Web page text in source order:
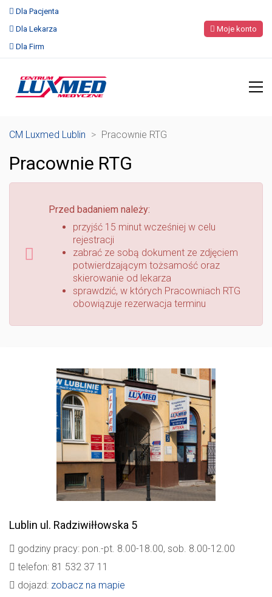
Dla Pacjenta
Dla Lekarza
Dla Firm
Moje konto
CM Luxmed Lublin > Pracownie RTG
Pracownie RTG
Przed badaniem należy:
przyjść 15 minut wcześniej w celu
rejestracji
zabrać ze sobą dokument ze zdjęciem
potwierdzającym tożsamość oraz
skierowanie od lekarza
sprawdzić, w których Pracowniach RTG
obowiązuje rezerwacja terminu
Lublin ul. Radziwiłłowska 5
godziny pracy: pon.-pt. 8.00-18.00, sob. 8.00-12.00
telefon: 81 532 37 11
dojazd: zobacz na mapie